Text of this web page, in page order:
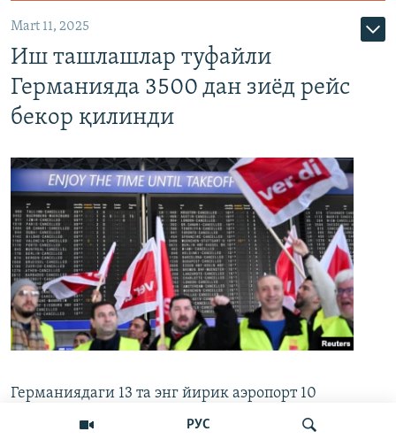
РУС
Mart 11, 2025
Иш ташлашлар туфайли
Германияда 3500 дан зиёд рейс
бекор қилинди
Германиядаги 13 та энг йирик аэропорт 10
март куни ўз ишини бир суткага тўхтатиб